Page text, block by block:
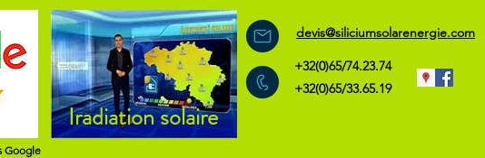
Iradiation solaire
devis@siliciumsolarenergie.com
+32(0)65/74.23.74
+32(0)65/33.65.19
Google